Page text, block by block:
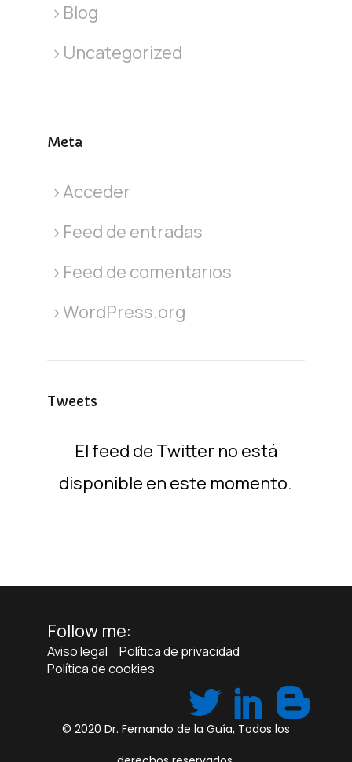
Blog
Uncategorized
Meta
Acceder
Feed de entradas
Feed de comentarios
WordPress.org
Tweets
El feed de Twitter no está
disponible en este momento.
Follow me:
Aviso legal
Política de privacidad
Política de cookies
© 2020 Dr. Fernando de la Guía, Todos los